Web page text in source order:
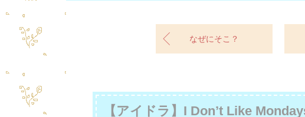
なぜにそこ？
【アイドラ】I Don’t Like